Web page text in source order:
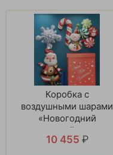
Коробка с
воздушными шарами
«Новогодний
коктейль»
10 455 ₽